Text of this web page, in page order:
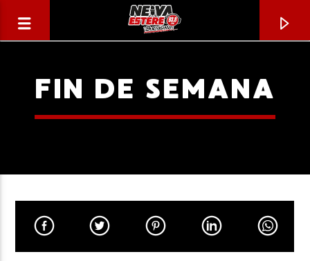
FIN DE SEMANA